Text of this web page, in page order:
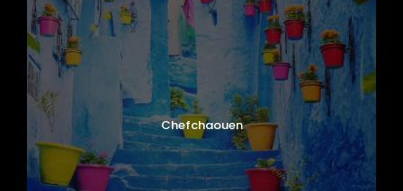
Chefchaouen